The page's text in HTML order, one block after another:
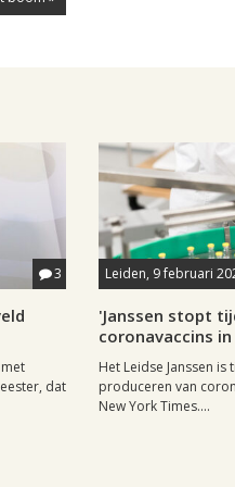
3
dat
Leiden, 9 februari
'Janssen stopt
coronavaccins
Het Leidse Janssen
produceren van
New York Times....